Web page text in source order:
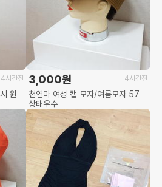
4시간전
원
4시간전
3,000원
천연마 여성 캡 모자/여름모자 57
상태우수